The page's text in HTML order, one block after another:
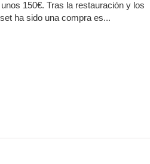
150€. Tras la restauración y los
ha sido una compra es...